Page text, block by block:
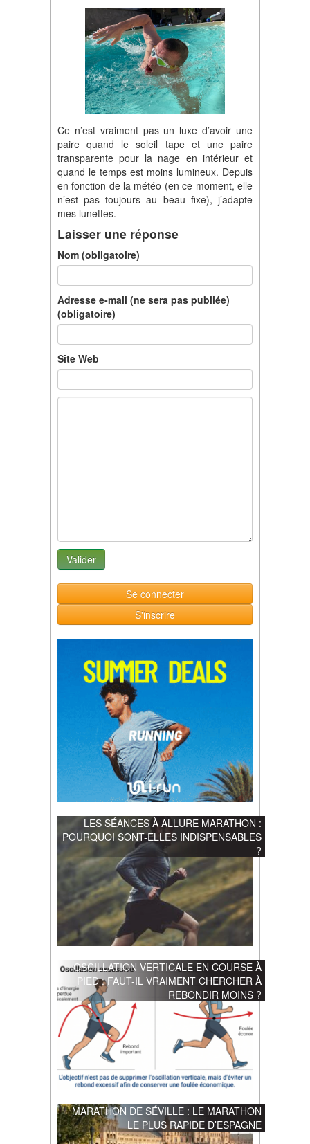
Ce n’est vraiment pas un luxe d’avoir une
paire quand le soleil tape et une paire
transparente pour la nage en intérieur et
quand le temps est moins lumineux. Depuis
en fonction de la météo (en ce moment, elle
n’est pas toujours au beau fixe), j’adapte
mes lunettes.
Laisser une réponse
Nom (obligatoire)
Adresse e-mail (ne sera pas publiée)
(obligatoire)
Site Web
Se connecter
S'inscrire
LES SÉANCES À ALLURE MARATHON :
POURQUOI SONT-ELLES INDISPENSABLES
?
OSCILLATION VERTICALE EN COURSE À
PIED : FAUT-IL VRAIMENT CHERCHER À
REBONDIR MOINS ?
MARATHON DE SÉVILLE : LE MARATHON
LE PLUS RAPIDE D’ESPAGNE